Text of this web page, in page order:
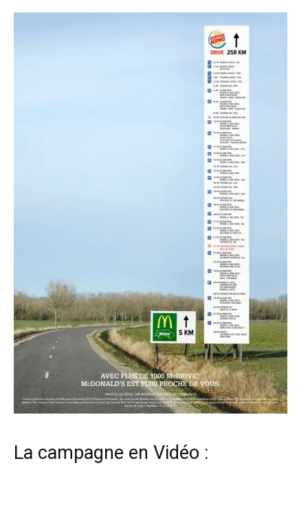
La campagne en Vidéo :